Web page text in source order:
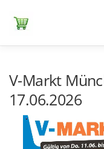
Inhalt
springen
LIDL NETTO
V-Markt
17.06.2026